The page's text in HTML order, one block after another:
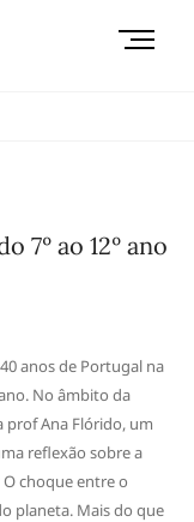
M
t
7º ao 12º ano
anos de Portugal na
No âmbito da
prof Ana Flórido, um
reflexão sobre a
choque entre o
planeta. Mais do que